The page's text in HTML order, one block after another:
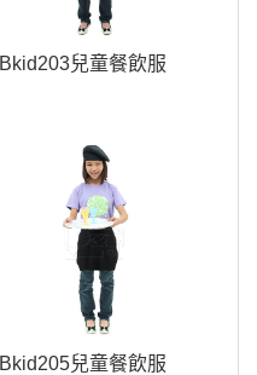
Bkid203兒童餐飲服
Bkid205兒童餐飲服